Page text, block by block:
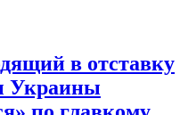
в отставку
Украины